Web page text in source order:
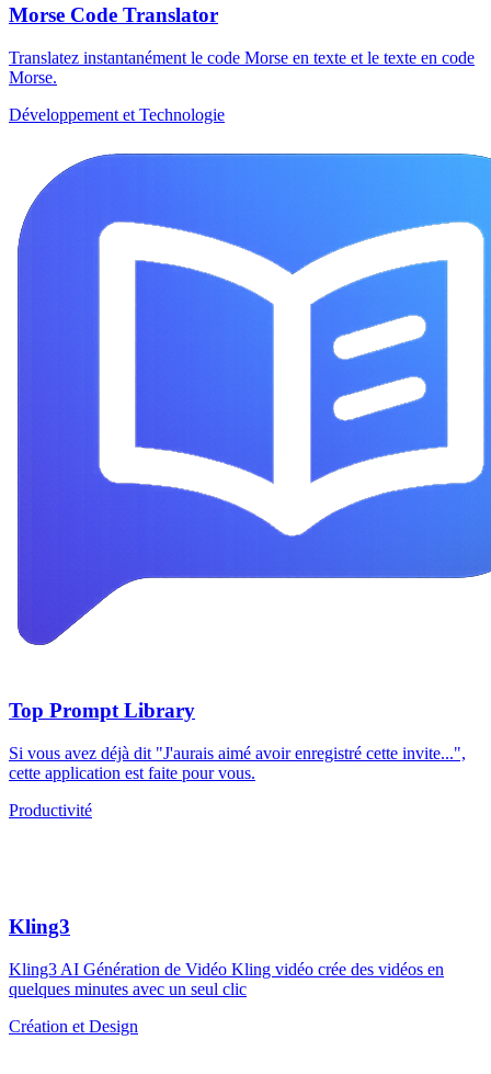
Morse Code Translator
Translatez instantanément le code Morse en texte et le texte en code
Morse.
Développement et Technologie
Top Prompt Library
Si vous avez déjà dit "J'aurais aimé avoir enregistré cette invite...",
cette application est faite pour vous.
Productivité
Kling3
Kling3 AI Génération de Vidéo Kling vidéo crée des vidéos en
quelques minutes avec un seul clic
Création et Design